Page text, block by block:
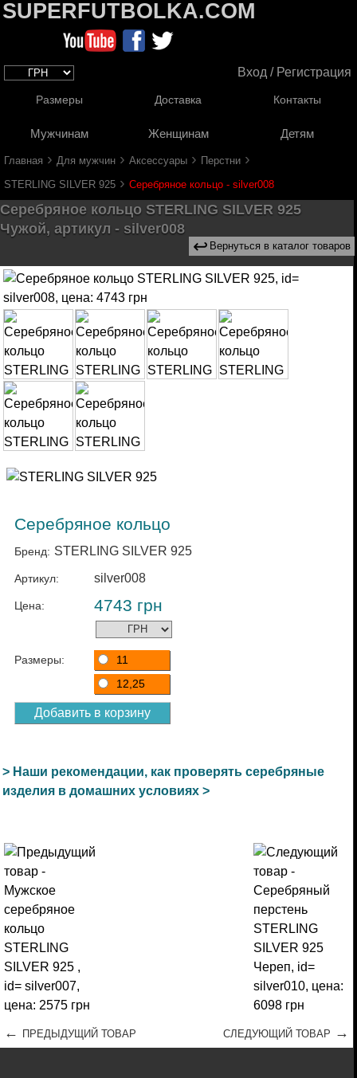
SUPERFUTBOLKA.COM
Вход / Регистрация
Размеры Доставка Контакты
Мужчинам Женщинам Детям
Главная › Для мужчин › Аксессуары › Перстни ›
STERLING SILVER 925 › Серебряное кольцо - silver008
Серебряное кольцо STERLING SILVER 925
Чужой, артикул - silver008
↩ Вернуться в каталог товаров
Серебряное кольцо
Бренд: STERLING SILVER 925
Артикул: silver008
Цена: 4743 грн
Размеры:
11
12,25
> Наши рекомендации, как проверять серебряные
изделия в домашних условиях >
← ПРЕДЫДУЩИЙ ТОВАР СЛЕДУЮЩИЙ ТОВАР →